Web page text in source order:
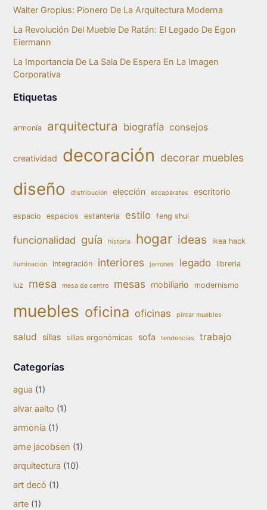
Walter Gropius: Pionero De La Arquitectura Moderna
La Revolución Del Mueble De Ratán: El Legado De Egon
Eiermann
La Importancia De La Sala De Espera En La Imagen
Corporativa
Etiquetas
armonía arquitectura biografía consejos
creatividad decoración decorar muebles
diseño distribución elección escaparates escritorio
espacio espacios estanteria estilo feng shui
funcionalidad guía historia hogar ideas ikea hack
iluminación integración interiores jarrones legado libreria
luz mesa mesa de centro mesas mobiliario modernismo
muebles oficina oficinas pintar muebles
salud sillas sillas ergonómicas sofa tendencias trabajo
Categorías
agua (1)
alvar aalto (1)
armonía (1)
arne jacobsen (1)
arquitectura (10)
art decò (1)
arte (1)